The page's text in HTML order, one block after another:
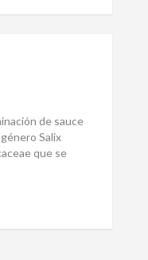
de sauce
Salix
que se